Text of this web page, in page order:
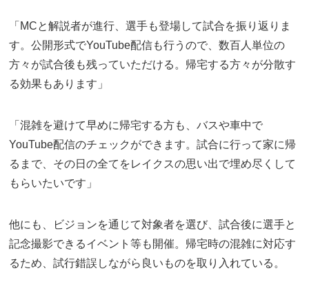
「MCと解説者が進行、選手も登場して試合を振り返りま
す。公開形式でYouTube配信も行うので、数百人単位の
方々が試合後も残っていただける。帰宅する方々が分散す
る効果もあります」
「混雑を避けて早めに帰宅する方も、バスや車中で
YouTube配信のチェックができます。試合に行って家に帰
るまで、その日の全てをレイクスの思い出で埋め尽くして
もらいたいです」
他にも、ビジョンを通じて対象者を選び、試合後に選手と
記念撮影できるイベント等も開催。帰宅時の混雑に対応す
るため、試行錯誤しながら良いものを取り入れている。